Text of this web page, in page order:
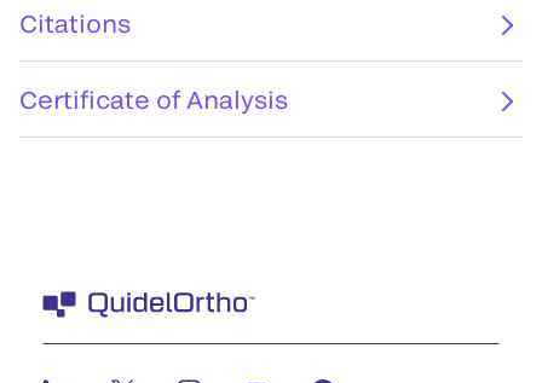
Citations
Certificate of Analysis